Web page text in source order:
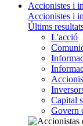
Accionistes i
Accionistes i
Últims
L'acció
Capital
Govern